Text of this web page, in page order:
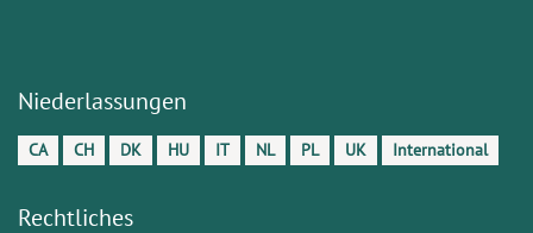
Niederlassungen
CA CH DK HU IT NL PL UK International
Rechtliches